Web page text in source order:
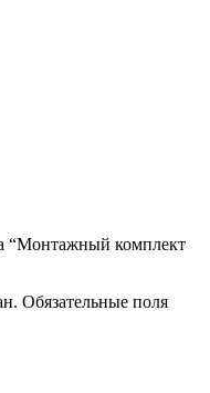
“Монтажный комплект
Обязательные поля